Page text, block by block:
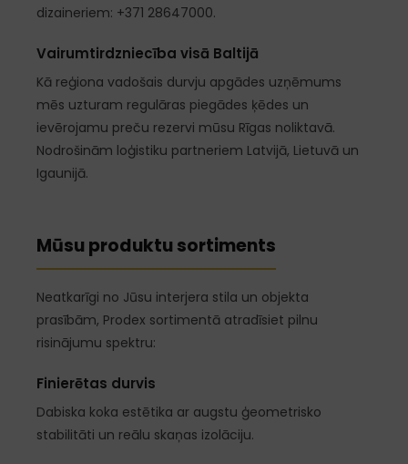
dizaineriem: +371 28647000.
Vairumtirdzniecība visā Baltijā
Kā reģiona vadošais durvju apgādes uzņēmums
mēs uzturam regulāras piegādes ķēdes un
ievērojamu preču rezervi mūsu Rīgas noliktavā.
Nodrošinām loģistiku partneriem Latvijā, Lietuvā un
Igaunijā.
Mūsu produktu sortiments
Neatkarīgi no Jūsu interjera stila un objekta
prasībām, Prodex sortimentā atradīsiet pilnu
risinājumu spektru:
Finierētas durvis
Dabiska koka estētika ar augstu ģeometrisko
stabilitāti un reālu skaņas izolāciju.